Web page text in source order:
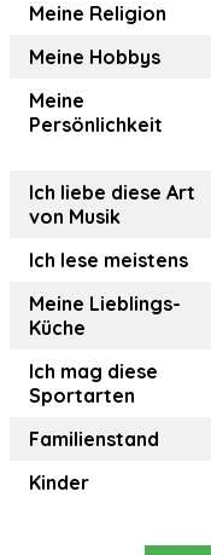
Meine Religion
Meine Hobbys
Meine
Persönlichkeit
Ich liebe diese Art
von Musik
Ich lese meistens
Meine Lieblings-
Küche
Ich mag diese
Sportarten
Familienstand
Kinder